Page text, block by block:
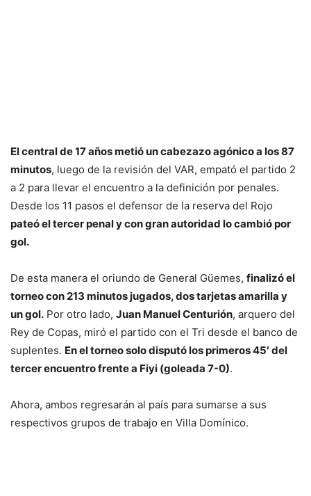
El central de 17 años metió un cabezazo agónico a los 87
minutos, luego de la revisión del VAR, empató el partido 2
a 2 para llevar el encuentro a la definición por penales.
Desde los 11 pasos el defensor de la reserva del Rojo
pateó el tercer penal y con gran autoridad lo cambió por
gol.
De esta manera el oriundo de General Güemes, finalizó el
torneo con 213 minutos jugados, dos tarjetas amarilla y
un gol. Por otro lado, Juan Manuel Centurión, arquero del
Rey de Copas, miró el partido con el Tri desde el banco de
suplentes. En el torneo solo disputó los primeros 45′ del
tercer encuentro frente a Fiyi (goleada 7-0).
Ahora, ambos regresarán al país para sumarse a sus
respectivos grupos de trabajo en Villa Domínico.